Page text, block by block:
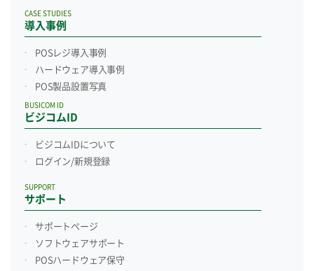
導入事例
CASE STUDIES
POSレジ導入事例
ハードウェア導入事例
POS製品設置写真
ビジコムID
BUSICOM ID
ビジコムIDについて
ログイン/新規登録
サポート
SUPPORT
サポートページ
ソフトウェアサポート
POSハードウェア保守